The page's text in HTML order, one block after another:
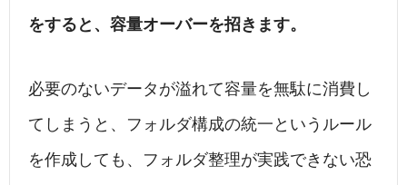
をすると、容量オーバーを招きます。
必要のないデータが溢れて容量を無駄に消費し
てしまうと、フォルダ構成の統一というルール
を作成しても、フォルダ整理が実践できない恐